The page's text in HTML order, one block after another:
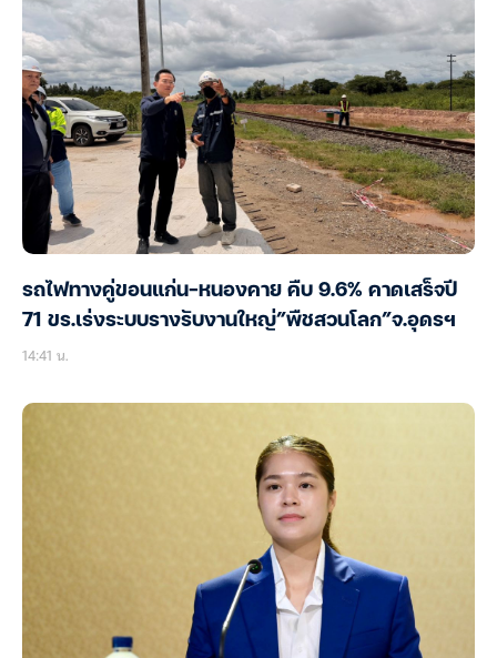
รถไฟทางคู่ขอนแก่น-หนองคาย คืบ 9.6% คาดเสร็จปี
71 ขร.เร่งระบบรางรับงานใหญ่”พืชสวนโลก”จ.อุดรฯ
14:41 น.